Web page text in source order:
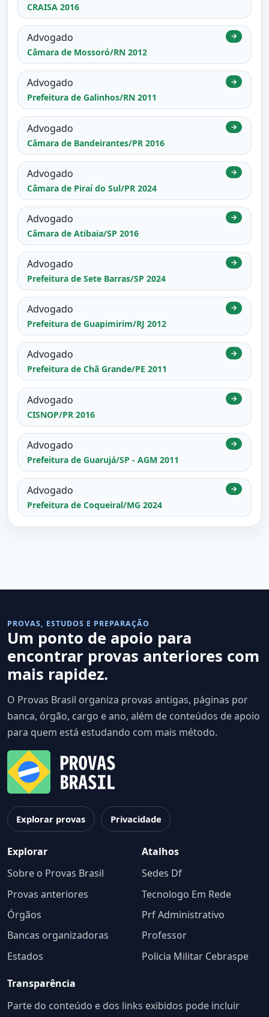
CRAISA 2016
Advogado
Câmara de Mossoró/RN 2012
→
Advogado
Prefeitura de Galinhos/RN 2011
→
Advogado
Câmara de Bandeirantes/PR 2016
→
Advogado
Câmara de Piraí do Sul/PR 2024
→
Advogado
Câmara de Atibaia/SP 2016
→
Advogado
Prefeitura de Sete Barras/SP 2024
→
Advogado
Prefeitura de Guapimirim/RJ 2012
→
Advogado
Prefeitura de Chã Grande/PE 2011
→
Advogado
CISNOP/PR 2016
→
Advogado
Prefeitura de Guarujá/SP - AGM 2011
→
Advogado
Prefeitura de Coqueiral/MG 2024
→
PROVAS, ESTUDOS E PREPARAÇÃO
Um ponto de apoio para
encontrar provas anteriores com
mais rapidez.
O Provas Brasil organiza provas antigas, páginas por
banca, órgão, cargo e ano, além de conteúdos de apoio
para quem está estudando com mais método.
Explorar provas Privacidade
Explorar
Sobre o Provas Brasil
Provas anteriores
Órgãos
Bancas organizadoras
Estados
Atalhos
Sedes Df
Tecnologo Em Rede
Prf Administrativo
Professor
Policia Militar Cebraspe
Transparência
Parte do conteúdo e dos links exibidos pode incluir